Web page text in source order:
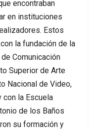
encontraban
en instituciones
Estos
la fundación de la
Comunicación
Superior de Arte
Nacional de Video,
con la Escuela
de los Baños
su formación y